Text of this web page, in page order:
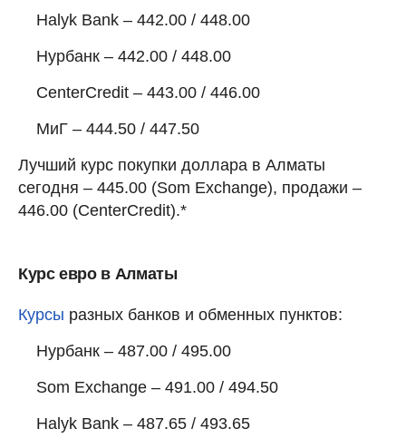
Halyk Bank – 442.00 / 448.00
Нурбанк – 442.00 / 448.00
CenterCredit – 443.00 / 446.00
МиГ – 444.50 / 447.50
Лучший курс покупки доллара в Алматы
сегодня – 445.00 (Som Exchange), продажи –
446.00 (CenterCredit).*
Курс евро в Алматы
Курсы разных банков и обменных пунктов:
Нурбанк – 487.00 / 495.00
Som Exchange – 491.00 / 494.50
Halyk Bank – 487.65 / 493.65